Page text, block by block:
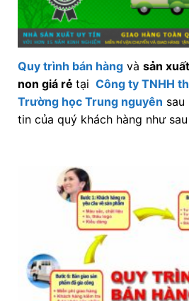
Quy trình bán hàngvà sản
non giá rẻ tại Công ty TNHH
Trường học Trung nguyên
tin của quý khách hàng như